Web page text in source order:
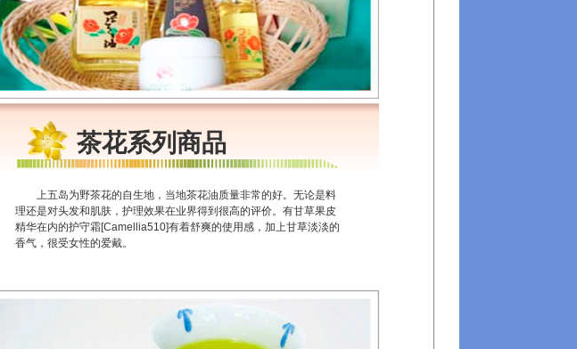
茶花系列商品
上五岛为野茶花的自生地，当地茶花油质量非常的好。无论是料
理还是对头发和肌肤，护理效果在业界得到很高的评价。有甘草果皮
精华在内的护守霜[Camellia510]有着舒爽的使用感，加上甘草淡淡的
香气，很受女性的爱戴。